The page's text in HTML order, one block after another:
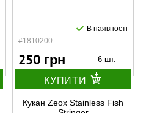
#1810200
В наявності
250 грн 6 шт.
КУПИТИ
Кукан Zeox Stainless Fish